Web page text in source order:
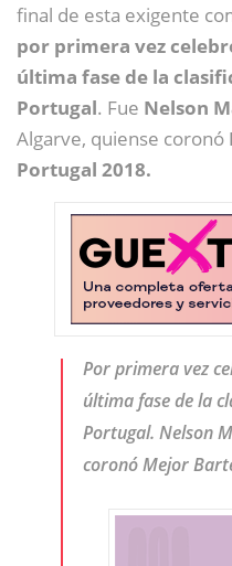
final de esta exigente
por primera vez
última fase de la
Portugal. Fue Nelson
Algarve, quiense coronó
Portugal 2018.
Por primera vez
última fase de la
Portugal. Nelson
coronó Mejor